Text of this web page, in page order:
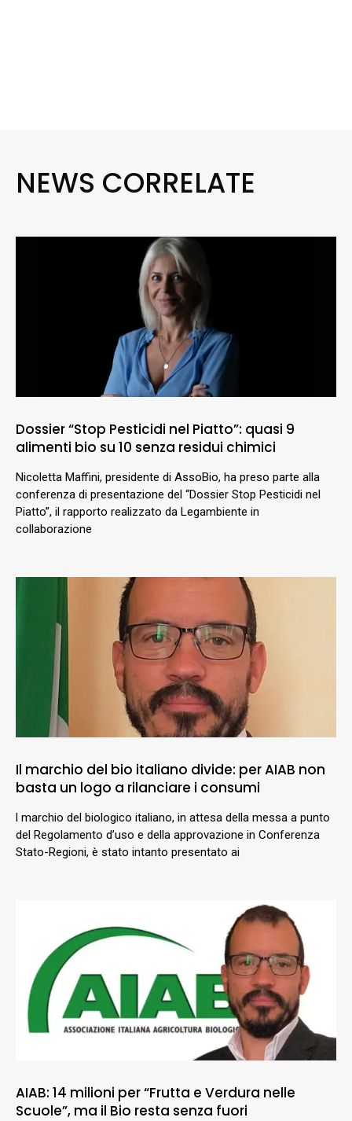
NEWS CORRELATE
Dossier “Stop Pesticidi nel Piatto”: quasi 9
alimenti bio su 10 senza residui chimici
Nicoletta Maffini, presidente di AssoBio, ha preso parte alla
conferenza di presentazione del “Dossier Stop Pesticidi nel
Piatto”, il rapporto realizzato da Legambiente in
collaborazione
Il marchio del bio italiano divide: per AIAB non
basta un logo a rilanciare i consumi
l marchio del biologico italiano, in attesa della messa a punto
del Regolamento d’uso e della approvazione in Conferenza
Stato-Regioni, è stato intanto presentato ai
AIAB: 14 milioni per “Frutta e Verdura nelle
Scuole”, ma il Bio resta senza fuori